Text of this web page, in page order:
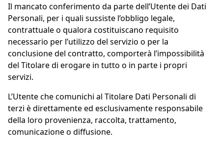
Il mancato conferimento da parte dell’Utente dei Dati
Personali, per i quali sussiste l’obbligo legale,
contrattuale o qualora costituiscano requisito
necessario per l’utilizzo del servizio o per la
conclusione del contratto, comporterà l’impossibilità
del Titolare di erogare in tutto o in parte i propri
servizi.
L’Utente che comunichi al Titolare Dati Personali di
terzi è direttamente ed esclusivamente responsabile
della loro provenienza, raccolta, trattamento,
comunicazione o diffusione.